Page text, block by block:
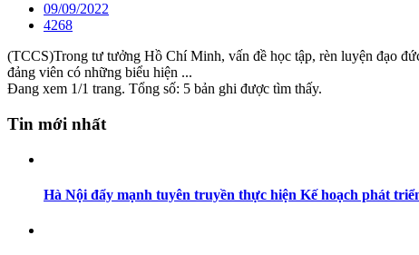
09/09/2022
4268
(TCCS)Trong tư tưởng Hồ Chí Minh, vấn đề học tập, rèn luyện đạo
đảng viên có những biểu hiện ...
Đang xem 1/1 trang. Tổng số: 5 bản ghi được tìm thấy.
Tin mới nhất
Hà Nội đẩy mạnh tuyên truyền thực hiện Kế hoạch phát